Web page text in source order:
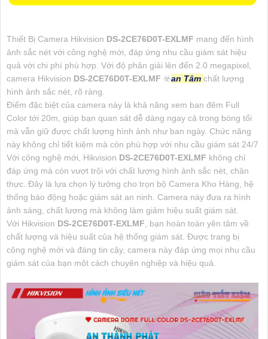
Thiết Bị Camera Hikvision DS-2CE76D0T-EXLMF mang đến hình
ảnh sắc nét với công nghệ mới, đáp ứng nhu cầu giám sát hiệu
quả với chi phí phù hợp. Với độ phân giải lên đến 2.0 megapixel,
camera Hikvision DS-2CE76D0T-EXLMF ☣️an Tâm chất lượng
hình ảnh sắc nét, rõ ràng.
Điểm đặc biệt của camera này là khả năng xem ban đêm Full
Color tới 20m, giúp bạn quan sát dễ dàng ngay cả trong bóng tối
mà vẫn giữ được chất lượng hình ảnh như ban ngày. Chức năng
này không chỉ tiết kiệm mà còn phù hợp với nhu cầu giám sát 24/7
Với công nghệ mới, Hikvision DS-2CE76D0T-EXLMF không chỉ
đáp ứng mà còn vượt trội với chất lượng hình ảnh sắc nét, chân
thực. Đây là lựa chọn lý tưởng cho trọn bộ Camera Kho Hàng, hệ
thống báo động hoặc giám sát an ninh. Camera này đưa ra hình
ảnh sáng, chất lượng mà không làm giảm hiệu suất giám sát.
Với Hikvision DS-2CE76D0T-EXLMF , bạn hoàn toàn yên tâm về
chất lượng và hiệu suất của hệ thống giám sát. Được trang bị
công nghệ mới và đáng tin cậy, camera này đáp ứng mọi nhu cầu
giám sát của bạn một cách chuyên nghiệp và hiệu quả.